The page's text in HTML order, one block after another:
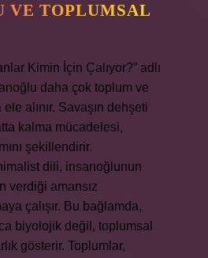
VE TOPLUMSAL
Kimin İçin Çalıyor?” adlı
daha çok toplum ve
alınır. Savaşın dehşeti
kalma mücadelesi,
şekillendirir.
dili, insanoğlunun
verdiği amansız
çalışır. Bu bağlamda,
biyolojik değil, toplumsal
gösterir. Toplumlar,